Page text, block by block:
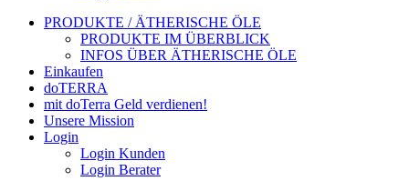
PRODUKTE / ÄTHERISCHE ÖLE
PRODUKTE IM ÜBERBLICK
INFOS ÜBER ÄTHERISCHE ÖLE
Einkaufen
doTERRA
mit doTerra Geld verdienen!
Unsere Mission
Login
Login Kunden
Login Berater